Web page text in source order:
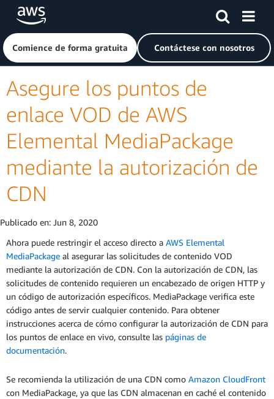
Saltar al contenido principal
Haga clic aquí para volver a la página de inicio de Amazon
Comience de forma gratuita Contáctese con nosotros
Asegure los puntos de
enlace VOD de AWS
Elemental MediaPackage
mediante la autorización de
CDN
Publicado en: Jun 8, 2020
Ahora puede restringir el acceso directo a AWS Elemental
MediaPackage al asegurar las solicitudes de contenido VOD
mediante la autorización de CDN. Con la autorización de CDN, las
solicitudes de contenido requieren un encabezado de origen HTTP y
un código de autorización específicos. MediaPackage verifica este
código antes de servir cualquier contenido. Para obtener
instrucciones acerca de cómo configurar la autorización de CDN para
los puntos de enlace en vivo, consulte las páginas de
documentación.
Se recomienda la utilización de una CDN como Amazon CloudFront
con MediaPackage, ya que las CDN almacenan en caché el contenido